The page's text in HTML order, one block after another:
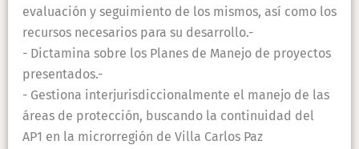
evaluación y seguimiento de los mismos, así como los
recursos necesarios para su desarrollo.-
- Dictamina sobre los Planes de Manejo de proyectos
presentados.-
- Gestiona interjurisdiccionalmente el manejo de las
áreas de protección, buscando la continuidad del
AP1 en la microrregión de Villa Carlos Paz